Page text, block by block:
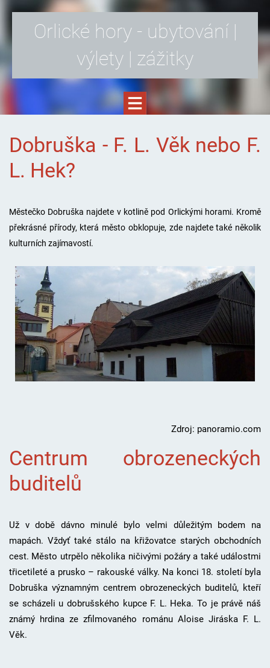
Orlické hory - ubytování |
výlety | zážitky
Dobruška - F. L. Věk nebo F.
L. Hek?
Městečko Dobruška najdete v kotlině pod Orlickými horami. Kromě
překrásné přírody, která město obklopuje, zde najdete také několik
kulturních zajímavostí.
Zdroj: panoramio.com
Centrum obrozeneckých
buditelů
Už v době dávno minulé bylo velmi důležitým bodem na
mapách. Vždyť také stálo na křižovatce starých obchodních
cest. Město utrpělo několika ničivými požáry a také událostmi
třicetileté a prusko – rakouské války. Na konci 18. století byla
Dobruška významným centrem obrozeneckých buditelů, kteří
se scházeli u dobrušského kupce F. L. Heka. To je právě náš
známý hrdina ze zfilmovaného románu Aloise Jiráska F. L.
Věk.